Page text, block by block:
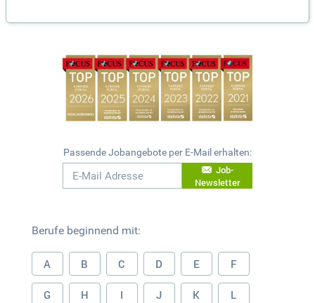
Passende Jobangebote per E-Mail erhalten:
Job-
Newsletter
Berufe beginnend mit:
A B C D E F
G H I J K L